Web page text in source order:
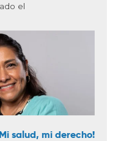
el
salud, mi derecho!